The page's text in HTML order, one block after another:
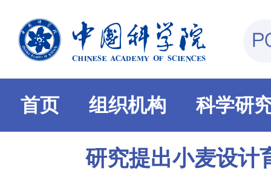
首页 组织机构 科学研
研究提出小麦设计